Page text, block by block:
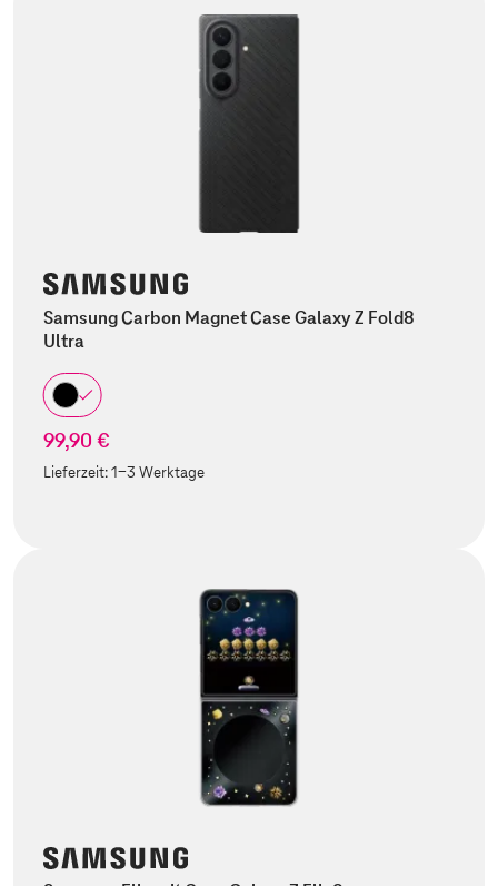
Samsung Carbon Magnet Case Galaxy Z Fold8
Ultra
99,90 €
Lieferzeit:1-3 Werktage